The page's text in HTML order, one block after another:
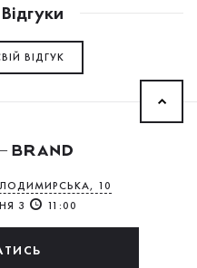
ВІДГУК
10
З
11:00